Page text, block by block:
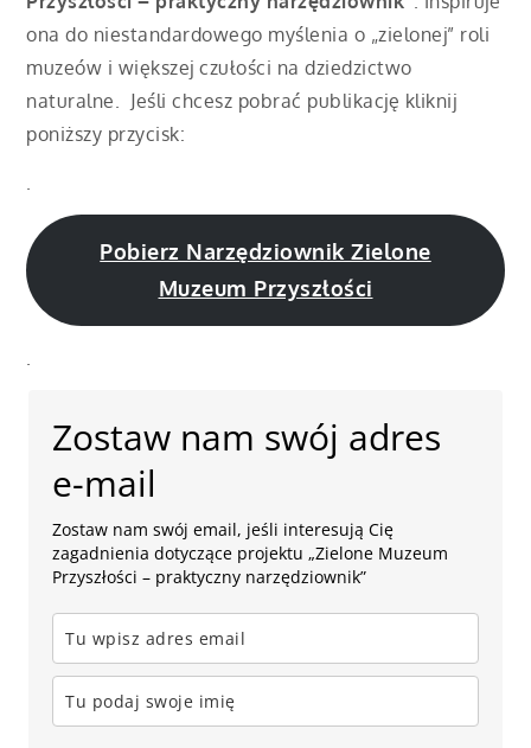
ona do niestandardowego myślenia o „zielonej” roli
muzeów i większej czułości na dziedzictwo
naturalne. Jeśli chcesz pobrać publikację kliknij
poniższy przycisk:
.
Pobierz Narzędziownik Zielone
Muzeum Przyszłości
Zostaw nam swój adres
e-mail
Zostaw nam swój email, jeśli interesują Cię
zagadnienia dotyczące projektu „Zielone Muzeum
Przyszłości – praktyczny narzędziownik”